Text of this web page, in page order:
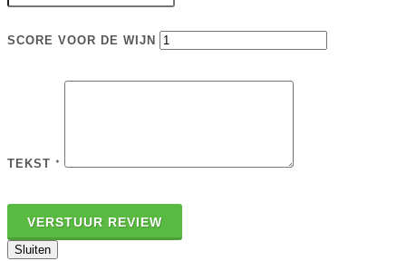
SCORE VOOR DE WIJN
TEKST *
VERSTUUR REVIEW
Sluiten